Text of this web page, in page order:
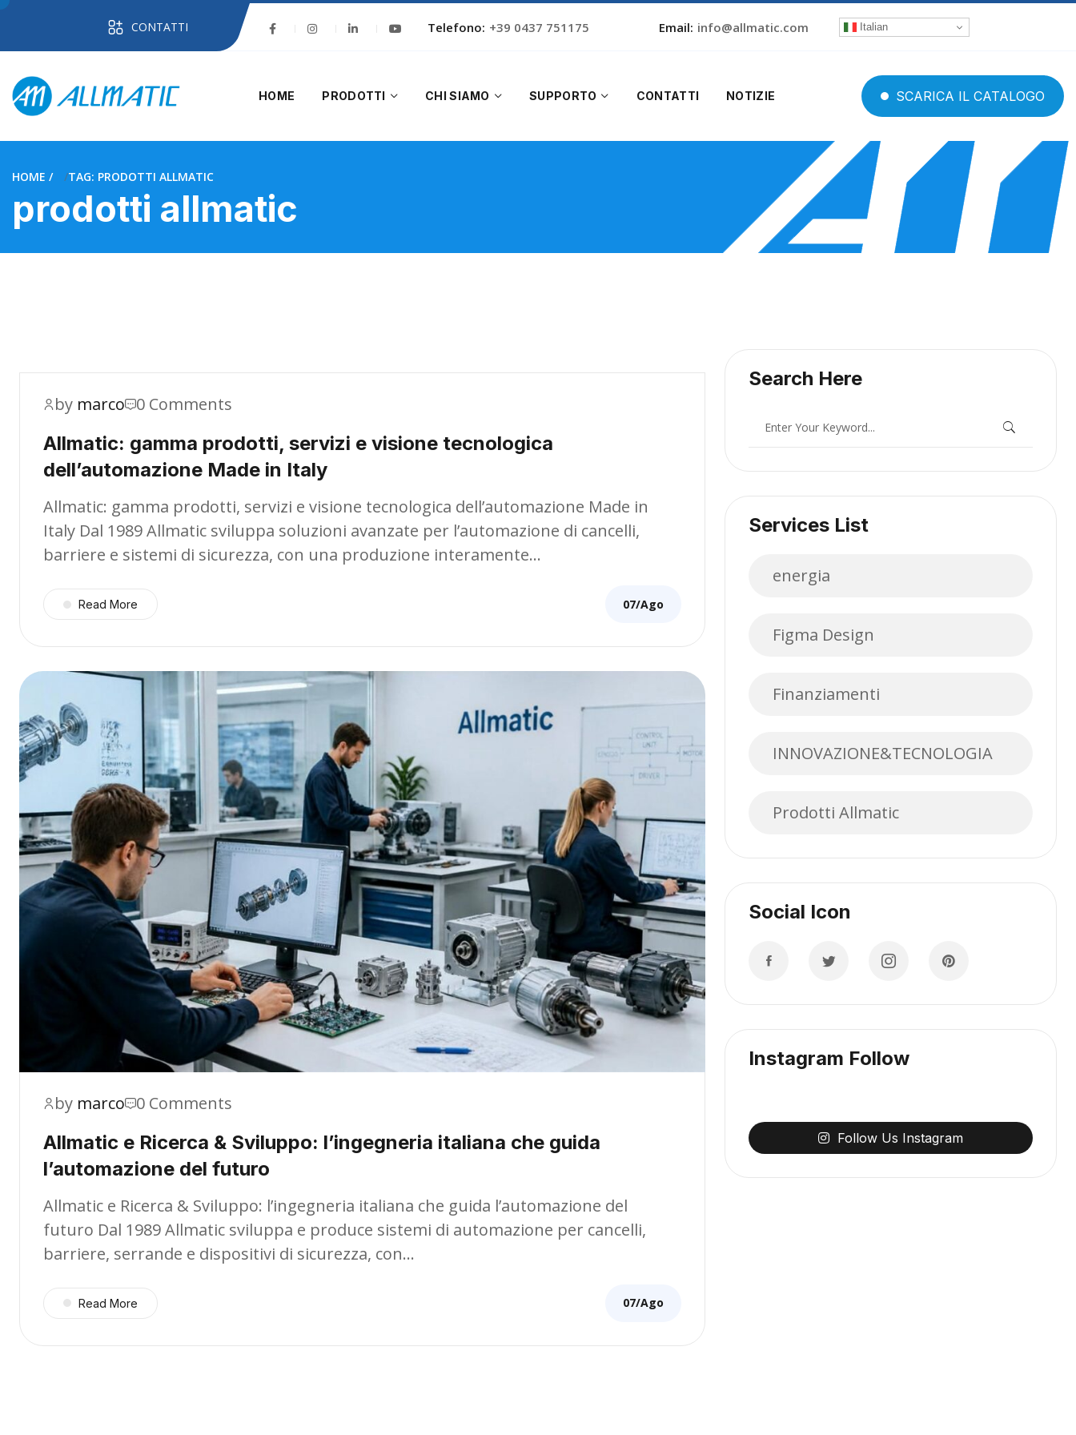
CONTATTI Telefono: +39 0437 751175 Email: info@allmatic.com Italian
HOME PRODOTTI CHI SIAMO SUPPORTO CONTATTI NOTIZIE SCARICA IL CATALOGO
HOME TAG: PRODOTTI ALLMATIC
prodotti allmatic
by marco 0 Comments
Allmatic: gamma prodotti, servizi e visione tecnologica
dell’automazione Made in Italy
Allmatic: gamma prodotti, servizi e visione tecnologica dell’automazione Made in
Italy Dal 1989 Allmatic sviluppa soluzioni avanzate per l’automazione di cancelli,
barriere e sistemi di sicurezza, con una produzione interamente…
Read More 07/Ago
by marco 0 Comments
Allmatic e Ricerca & Sviluppo: l’ingegneria italiana che guida
l’automazione del futuro
Allmatic e Ricerca & Sviluppo: l’ingegneria italiana che guida l’automazione del
futuro Dal 1989 Allmatic sviluppa e produce sistemi di automazione per cancelli,
barriere, serrande e dispositivi di sicurezza, con…
Read More 07/Ago
Search Here
Services List
energia
Figma Design
Finanziamenti
INNOVAZIONE&TECNOLOGIA
Prodotti Allmatic
Social Icon
Instagram Follow
Follow Us Instagram